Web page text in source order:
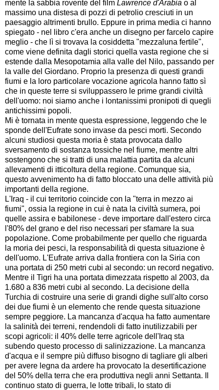
mente la sabbia rovente del film Lawrence d'Arabia o al
massimo una distesa di pozzi di petrolio cresciuti in un
paesaggio altrimenti brullo. Eppure in prima media ci hanno
spiegato - nel libro c'era anche un disegno per farcelo capire
meglio - che lì si trovava la cosiddetta "mezzaluna fertile",
come viene definita dagli storici quella vasta regione che si
estende dalla Mesopotamia alla valle del Nilo, passando per
la valle del Giordano. Proprio la presenza di questi grandi
fiumi e la loro particolare vocazione agricola hanno fatto sì
che in queste terre si sviluppassero le prime grandi civiltà
dell'uomo: noi siamo anche i lontanissimi pronipoti di quegli
antichissimi popoli.
Mi è tornata in mente questa espressione, leggendo che le
sponde dell'Eufrate sono invase da pesci morti. Secondo
alcuni studiosi questa moria è stata provocata dallo
sversamento di sostanza tossiche nel fiume, mentre altri
sostengono che si tratti di una malattia partita da alcuni
allevamenti di itticoltura della regione. Comunque sia,
questo avvenimento ha di fatto bloccato una delle attività più
importanti della regione.
L'Iraq - il cui territorio coincide con la "terra in mezzo ai
fiumi", ossia la regione in cui è nata la civiltà sumera, poi
quelle assira e babilonese - deve importare dall'estero circa
l'80% del grano e del riso necessari per sfamare la sua
popolazione. Come probabilmente per quello che riguarda
la moria dei pesci, la responsabilità di questa situazione è
dell'uomo. L'Eufrate arriva dalla frontiera con la Siria con
una portata di 250 metri cubi al secondo: un record negativo.
Mentre il Tigri ha una portata dimezzata rispetto al 2003, da
1.680 a 836 metri cubi al secondo. La decisione della
Turchia di costruire una serie di grandi dighe sull'alto corso
dei due fiumi è un elemento che rende questa situazione
sempre peggiore. La mancanza d'acqua ha fatto aumentare
la salinità dei terreni, rendendoli di fatto inutilizzabili per
scopi agricoli: il 40% delle terre agricole dell'Iraq sta
subendo questo processo di salinizzazione. La mancanza
d'acqua e il sempre più diffuso bisogno di tagliare gli alberi
per avere legna da ardere ha provocato la desertificazione
del 50% della terra che era produttiva negli anni Settanta. Il
continuo stato di guerra, le lotte tribali, lo stato di